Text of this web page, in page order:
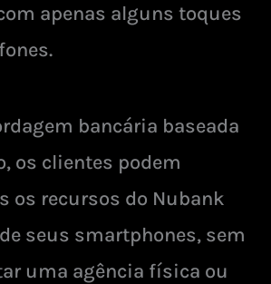
apenas alguns toques
bancária baseada
os clientes podem
os recursos do Nubank
seus smartphones, sem
uma agência física ou